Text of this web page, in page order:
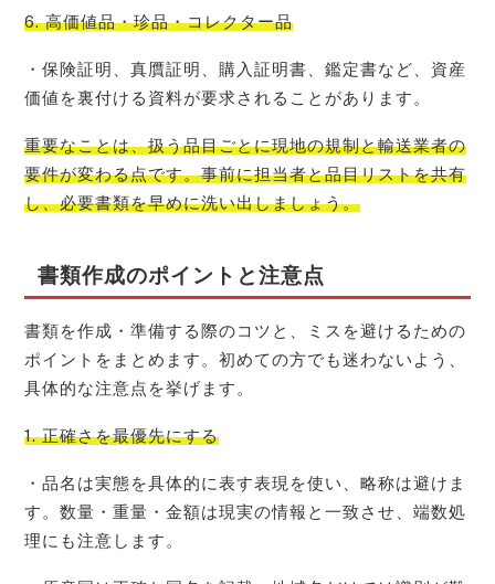
6. 高価値品・珍品・コレクター品
・保険証明、真贋証明、購入証明書、鑑定書など、資産
価値を裏付ける資料が要求されることがあります。
重要なことは、扱う品目ごとに現地の規制と輸送業者の
要件が変わる点です。事前に担当者と品目リストを共有
し、必要書類を早めに洗い出しましょう。
書類作成のポイントと注意点
書類を作成・準備する際のコツと、ミスを避けるための
ポイントをまとめます。初めての方でも迷わないよう、
具体的な注意点を挙げます。
1. 正確さを最優先にする
・品名は実態を具体的に表す表現を使い、略称は避けま
す。数量・重量・金額は現実の情報と一致させ、端数処
理にも注意します。